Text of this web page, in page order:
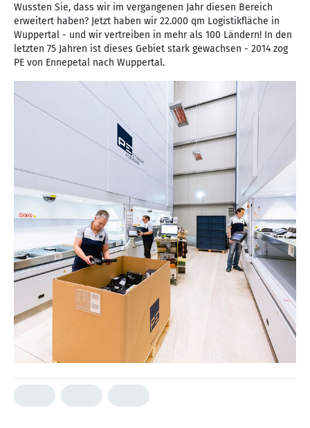
Wussten Sie, dass wir im vergangenen Jahr diesen Bereich
erweitert haben? Jetzt haben wir 22.000 qm Logistikfläche in
Wuppertal - und wir vertreiben in mehr als 100 Ländern! In den
letzten 75 Jahren ist dieses Gebiet stark gewachsen - 2014 zog
PE von Ennepetal nach Wuppertal.